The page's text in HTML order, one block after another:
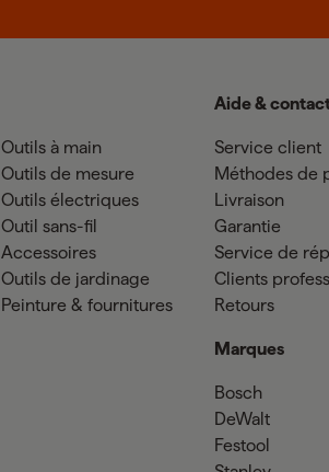
Outils à main
Outils de mesure
Outils électriques
Outil sans-fil
Accessoires
Outils de jardinage
Peinture & fournitures
Aide &
Service client
Méthodes de
Livraison
Garantie
Service de
Clients
Retours
Marques
Bosch
DeWalt
Festool